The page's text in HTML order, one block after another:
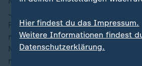
Jahr wieder deutsch-italienische
Regierungskonsultationen geben
mit den Regierungschefs sowie
Ministern beider Länder waren im
nach sieben Jahren Pause wieder
Hier findest du das Impressum.
Weitere Informationen findest
Datenschutzerklärung.